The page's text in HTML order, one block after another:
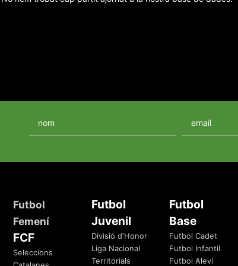
Futbol
Femení
FCF
Seleccions
Futbol
Juvenil
Divisió d'Honor
Liga Nacional
Territorials
Futbol
Base
Futbol Cadet
Futbol Infantil
Futbol Aleví